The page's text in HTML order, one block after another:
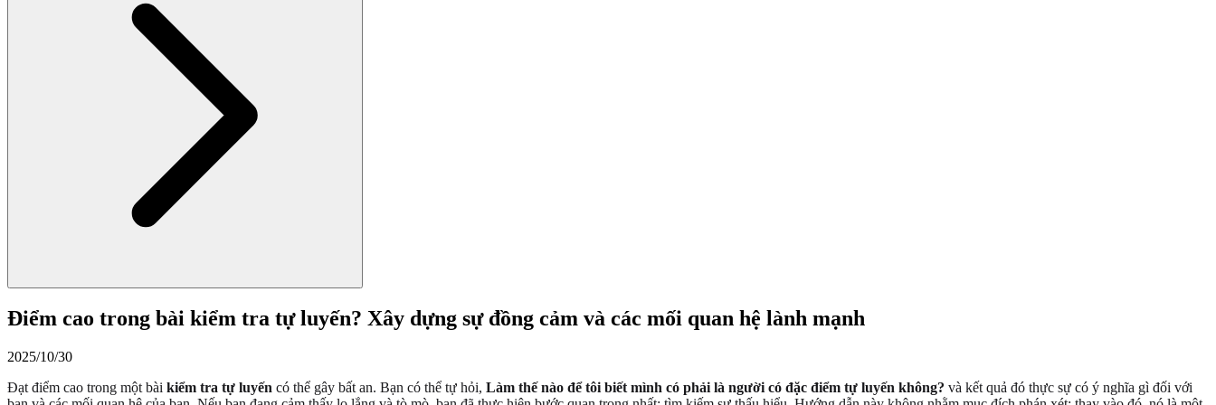
Điểm cao trong bài kiểm tra tự luyến? Xây dựng sự đồng cảm và các mối quan hệ lành mạnh
2025/10/30
Đạt điểm cao trong một bài kiểm tra tự luyến có thể gây bất an. Bạn có thể tự hỏi, Làm thế nào để tôi biết mình có phải là người có đặc điểm tự luyến không? và kết quả đó thực sự có ý nghĩa gì đối với